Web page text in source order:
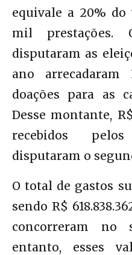
equivale a 20%
mil prestações.
disputaram as
ano
doações para as
Desse montante,
recebidos
disputaram o
O total de gastos
sendo R$
concorreram no
entanto, esses